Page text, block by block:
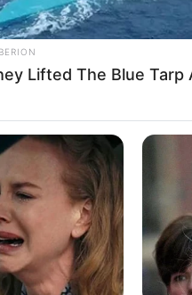
1
2
Lifted The Blue Tarp